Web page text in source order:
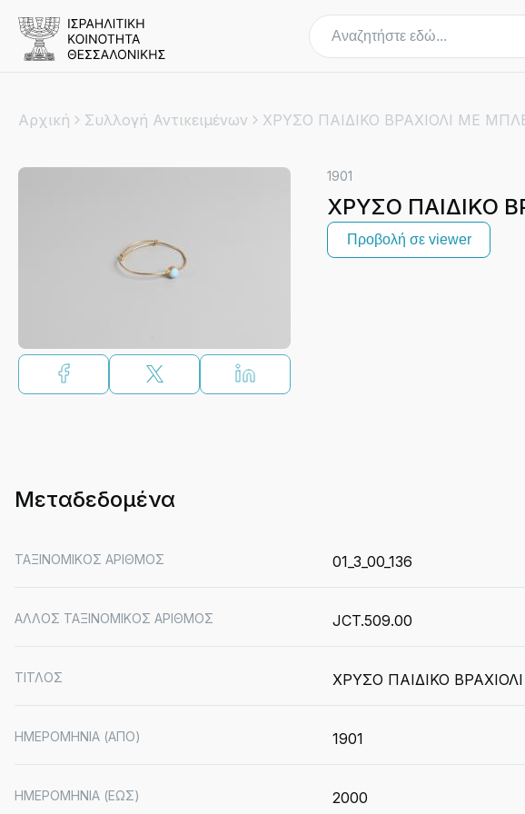
Αρχική Συλλογή Αντικειμένων ΧΡΥΣΟ ΠΑΙΔΙΚΟ ΒΡΑΧΙΟΛΙ ΜΕ
1901
ΧΡΥΣΟ ΠΑΙΔΙΚΟ
Προβολή σε viewer
Μεταδεδομένα
ΤΑΞΙΝΟΜΙΚΟΣ ΑΡΙΘΜΟΣ 01_3_00_136
ΑΛΛΟΣ ΤΑΞΙΝΟΜΙΚΟΣ ΑΡΙΘΜΟΣ JCT.509.00
ΤΙΤΛΟΣ ΧΡΥΣΟ ΠΑΙΔΙΚΟ
ΗΜΕΡΟΜΗΝΙΑ (ΑΠΟ) 1901
ΗΜΕΡΟΜΗΝΙΑ (ΕΩΣ) 2000